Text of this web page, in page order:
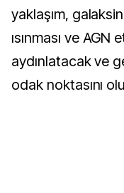
yaklaşım,
ısınması ve AGN
aydınlatacak ve
odak noktasını